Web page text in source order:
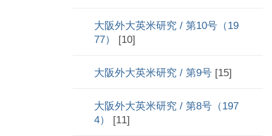
大阪外大英米研究 / 第10号（19
77） [10]
大阪外大英米研究 / 第9号 [15]
大阪外大英米研究 / 第8号（197
4） [11]